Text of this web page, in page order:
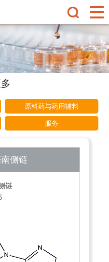
原料药与药用辅料
服务
侧链
链